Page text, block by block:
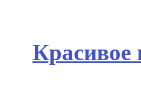
Красивое